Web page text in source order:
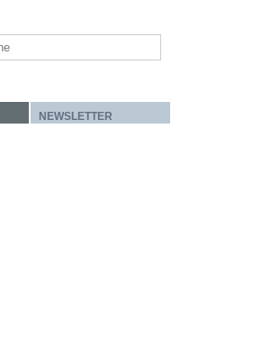
NEWSLETTER